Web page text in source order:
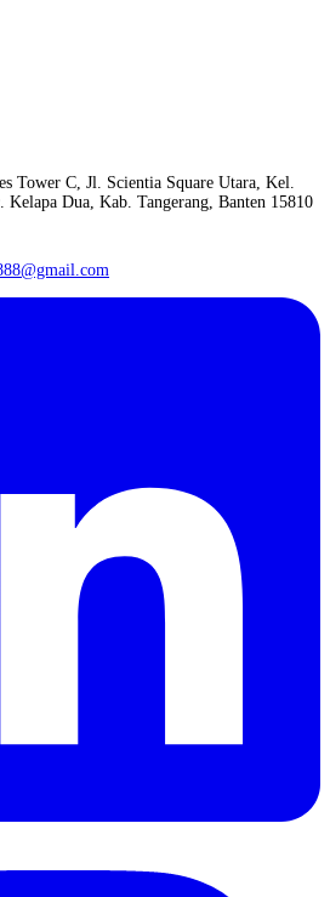
Tower C, Jl. Scientia Square Utara, Kel.
Kelapa Dua, Kab. Tangerang, Banten 15810